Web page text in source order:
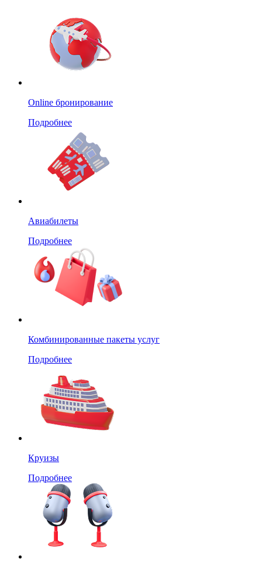
Online бронирование
Подробнее
Авиабилеты
Подробнее
Комбинированные пакеты услуг
Подробнее
Круизы
Подробнее